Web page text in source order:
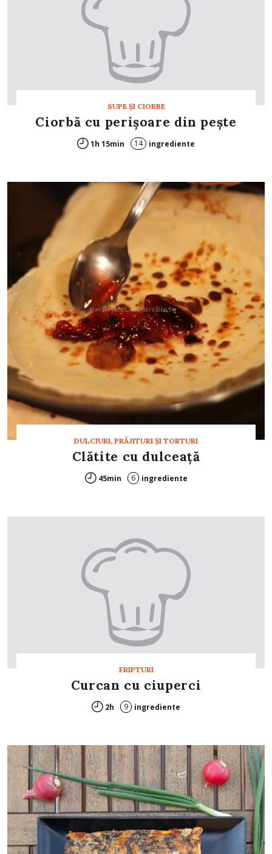
SUPE ŞI CIORBE
Ciorbă cu perişoare din peşte
1h 15min 14 ingrediente
DULCIURI, PRĂJITURI ȘI TORTURI
Clătite cu dulceaţă
45min 6 ingrediente
FRIPTURI
Curcan cu ciuperci
2h 9 ingrediente